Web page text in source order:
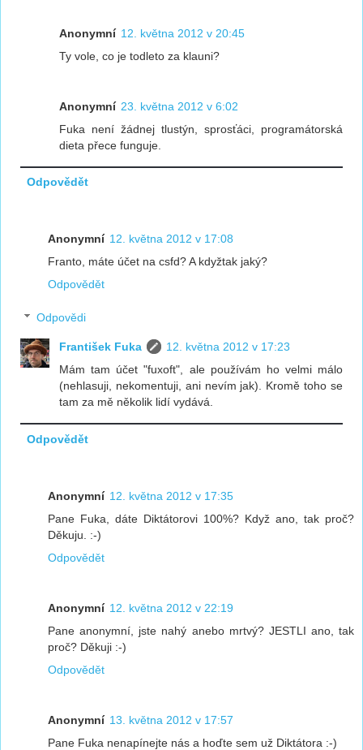
Anonymní 12. května 2012 v 20:45
Ty vole, co je todleto za klauni?
Anonymní 23. května 2012 v 6:02
Fuka není žádnej tlustýn, sprosťáci, programátorská
dieta přece funguje.
Odpovědět
Anonymní 12. května 2012 v 17:08
Franto, máte účet na csfd? A kdyžtak jaký?
Odpovědět
Odpovědi
František Fuka
12. května 2012 v 17:23
Mám tam účet "fuxoft", ale používám ho velmi málo
(nehlasuji, nekomentuji, ani nevím jak). Kromě toho se
tam za mě několik lidí vydává.
Odpovědět
Anonymní 12. května 2012 v 17:35
Pane Fuka, dáte Diktátorovi 100%? Když ano, tak proč?
Děkuju. :-)
Odpovědět
Anonymní 12. května 2012 v 22:19
Pane anonymní, jste nahý anebo mrtvý? JESTLI ano, tak
proč? Děkuji :-)
Odpovědět
Anonymní 13. května 2012 v 17:57
Pane Fuka nenapínejte nás a hoďte sem už Diktátora :-)